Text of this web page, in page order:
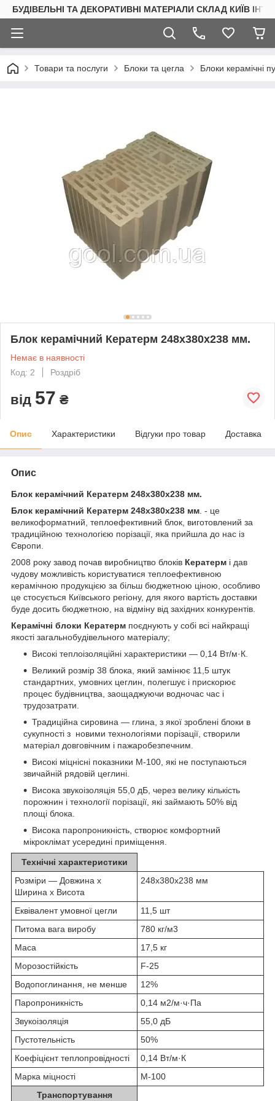
БУДІВЕЛЬНІ ТА ДЕКОРАТИВНІ МАТЕРІАЛИ СКЛАД КИЇВ
Товари та послуги Блоки та цегла Блоки керамічні
Блок керамічний Кератерм 248х380х238 мм.
Немає в наявності
Код: 2
Роздріб
від 57 ₴
Опис Характеристики Відгуки про товар Доставка
Опис
Блок керамічний Кератерм 248х380х238 мм.
Блок керамічний Кератерм 248х380х238 мм . - це
великоформатний, теплоефективний блок, виготовлений за
традиційною технологією порізації, яка прийшла до нас із
Європи.
2008 року завод почав виробництво блоків Кератерм і дав
чудову можливість користуватися теплоефективною
керамічною продукцією за більш бюджетною ціною, особливо
це стосується Київського регіону, для якого вартість доставки
буде досить бюджетною, на відміну від західних конкурентів.
Керамічні блоки Кератерм поєднують у собі всі найкращі
якості загальнобудівельного матеріалу;
Високі теплоізоляційні характеристики — 0,14 Вт/м·К.
Великий розмір 38 блока, який замінює 11,5 штук
стандартних, умовних цеглин, полегшує і прискорює
процес будівництва, заощаджуючи водночас час і
трудозатрати.
Традиційна сировина — глина, з якої зроблені блоки в
сукупності з новими технологіями порізації, створили
матеріал довговічним і пажаробезпечним.
Високі міцнісні показники М-100, які не поступаються
звичайній рядовій цеглині.
Висока звукоізоляція 55,0 дБ, через велику кількість
порожнин і технології порізації, які займають 50% від
площі блока.
Висока паропроникність, створює комфортний
мікроклімат усередині приміщення.
Технічні характеристики
Розміри — Довжина х
Ширина х Висота
248х380х238 мм
Еквівалент умовної цегли
11,5 шт
Питома вага виробу
780 кг/м3
Маса
17,5 кг
Морозостійкість
F-25
Водопоглинання, не менше
12%
Паропроникність
0,14 м2/м·ч·Па
Звукоізоляція
55,0 дБ
Пустотельність
50%
Коефіцієнт теплопровідності
0,14 Вт/м·К
Марка міцності
М-100
Транспортування